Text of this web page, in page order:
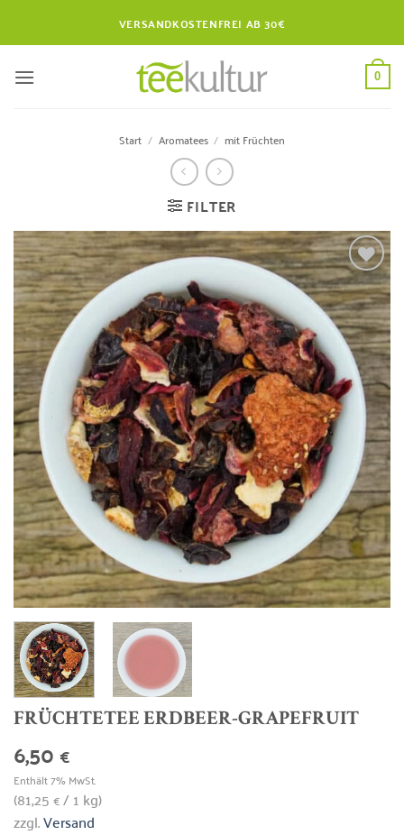
VERSANDKOSTENFREI AB 30€
0
Start / Aromatees / mit Früchten
FILTER
Zur
Wunschliste
hinzufügen
FRÜCHTETEE ERDBEER-GRAPEFRUIT
6,50 €
Enthält 7% MwSt.
(81,25 €/ 1 kg)
zzgl.Versand